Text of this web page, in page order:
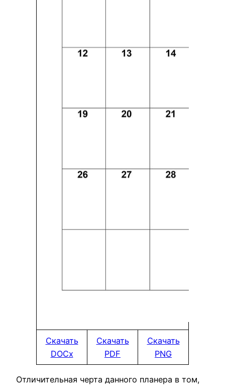
Скачать
DOCx
Скачать
PDF
Скачать
PNG
Отличительная черта данного планера в том,